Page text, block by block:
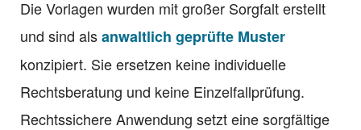
Die Vorlagen wurden mit großer Sorgfalt erstellt
und sind alsanwaltlich geprüfte Muster
konzipiert. Sie ersetzen keine individuelle
Rechtsberatung und keine Einzelfallprüfung.
Rechtssichere Anwendung setzt eine sorgfältige